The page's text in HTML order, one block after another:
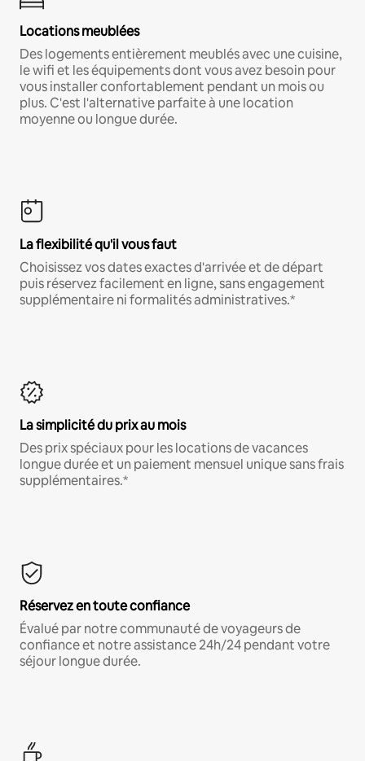
Locations meublées
Des logements entièrement meublés avec une cuisine,
le wifi et les équipements dont vous avez besoin pour
vous installer confortablement pendant un mois ou
plus. C'est l'alternative parfaite à une location
moyenne ou longue durée.
La flexibilité qu'il vous faut
Choisissez vos dates exactes d'arrivée et de départ
puis réservez facilement en ligne, sans engagement
supplémentaire ni formalités administratives.*
La simplicité du prix au mois
Des prix spéciaux pour les locations de vacances
longue durée et un paiement mensuel unique sans frais
supplémentaires.*
Réservez en toute confiance
Évalué par notre communauté de voyageurs de
confiance et notre assistance 24h/24 pendant votre
séjour longue durée.